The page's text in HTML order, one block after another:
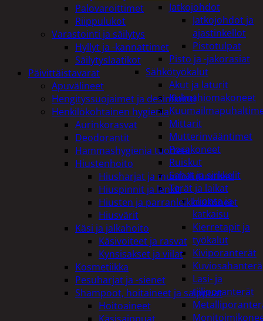
Jatkojohdot
Jatkojohdot ja
ajastinkellot
Pistotulpat
Pisto ja -jakorasiat
Sähkötyökalut
Akut ja laturit
Kulmahiomakoneet
Mittarit
Mutterinvääntimet
Porakoneet
Ruiskut
Sahat ja sirkkelit
Terät ja laikat
Hionta ja
katkaisu
Kierretapit ja
työkalut
Kiviporanterät
Kuviosahanterä
Lasi- ja
tiiliporanterät
Palovaroittimet
Riippulukot
Varastointi ja säilytys
Hyllyt ja -kannattimet
Säilytyslaatikot
Päivittäistavarat
Apuvälineet
Hengityssuojaimet ja desinfiointi
Henkilökohtainen hygienia
Aurinkorasvat
Deodorantit
Hammashygienia tuotteet
Hiustenhoito
Hiusharjat ja muotoilutuotteet
Hiuspinnit ja lenkit
Hiusten ja parranleikkuukoneet
Hiusvärit
Käsi ja jalkahoito
Käsivoiteet ja rasvat
Kynsisakset ja viilat
Kosmetiikka
Pesuharjat ja -sienet
Shampoot, hoitaineet ja saippuat
Hoitoaineet